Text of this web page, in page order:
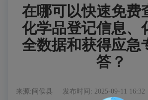
在哪可以快速免费
化学品登记信息、
全数据和获得应急
答？
来源:闽侯县 发布时间: 2025-09-11 16:32